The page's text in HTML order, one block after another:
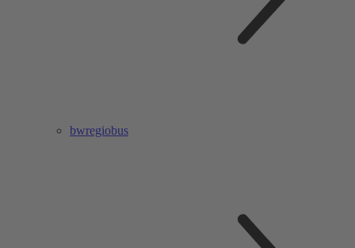
bwregiobus